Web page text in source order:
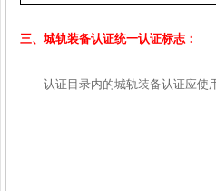
三、城轨装备认证统一认证标志：
认证目录内的城轨装备认证应使用